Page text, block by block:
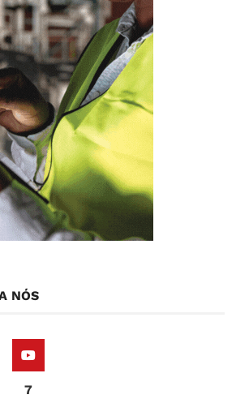
NÓS
7